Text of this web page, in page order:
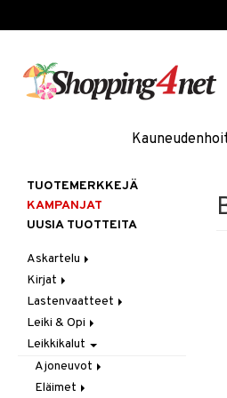
TUOTEMERKKEJÄ
KAMPANJAT
UUSIA TUOTTEITA
Askartelu
Askartelumateriaalit
Askartelusetti
Helmet
Koulutarvikkeet
Muovailuvaha
Piirrä ja maalaa
Kirjat
Askartelukirjat
Maalauskirjat
Päiväkirjat
Lastenvaatteet
Alaosat
Leggingsit
Alusvaatteet & Sukat
Kengät
Mekot
Leiki & Opi
Opetuslelut
Oppimispelit
Soittimet
Leikkikalut
Ajoneuvot
Autoradat
Eläimet